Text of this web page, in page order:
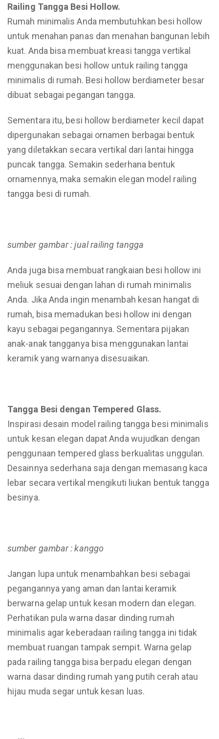
Railing Tangga Besi Hollow.
Rumah minimalis Anda membutuhkan besi hollow
untuk menahan panas dan menahan bangunan lebih
kuat. Anda bisa membuat kreasi tangga vertikal
menggunakan besi hollow untuk railing tangga
minimalis di rumah. Besi hollow berdiameter besar
dibuat sebagai pegangan tangga.
Sementara itu, besi hollow berdiameter kecil dapat
dipergunakan sebagai ornamen berbagai bentuk
yang diletakkan secara vertikal dari lantai hingga
puncak tangga. Semakin sederhana bentuk
ornamennya, maka semakin elegan model railing
tangga besi di rumah.
sumber gambar : jual railing tangga
Anda juga bisa membuat rangkaian besi hollow ini
meliuk sesuai dengan lahan di rumah minimalis
Anda. Jika Anda ingin menambah kesan hangat di
rumah, bisa memadukan besi hollow ini dengan
kayu sebagai pegangannya. Sementara pijakan
anak-anak tangganya bisa menggunakan lantai
keramik yang warnanya disesuaikan.
Tangga Besi dengan Tempered Glass.
Inspirasi desain model railing tangga besi minimalis
untuk kesan elegan dapat Anda wujudkan dengan
penggunaan tempered glass berkualitas unggulan.
Desainnya sederhana saja dengan memasang kaca
lebar secara vertikal mengikuti liukan bentuk tangga
besinya.
sumber gambar : kanggo
Jangan lupa untuk menambahkan besi sebagai
pegangannya yang aman dan lantai keramik
berwarna gelap untuk kesan modern dan elegan.
Perhatikan pula warna dasar dinding rumah
minimalis agar keberadaan railing tangga ini tidak
membuat ruangan tampak sempit. Warna gelap
pada railing tangga bisa berpadu elegan dengan
warna dasar dinding rumah yang putih cerah atau
hijau muda segar untuk kesan luas.